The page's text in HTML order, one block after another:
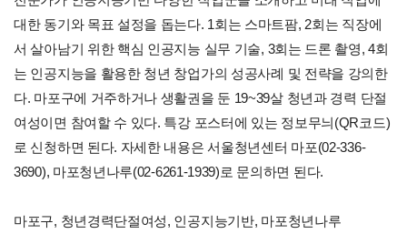
대한 동기와 목표 설정을 돕는다. 1회는 스마트팜, 2회는 직장에
서 살아남기 위한 핵심 인공지능 실무 기술, 3회는 드론 촬영, 4회
는 인공지능을 활용한 청년 창업가의 성공사례 및 전략을 강의한
다. 마포구에 거주하거나 생활권을 둔 19~39살 청년과 경력 단절
여성이면 참여할 수 있다. 특강 포스터에 있는 정보무늬(QR코드)
로 신청하면 된다. 자세한 내용은 서울청년센터 마포(02-336-
3690), 마포청년나루(02-6261-1939)로 문의하면 된다.
마포구, 청년경력단절여성, 인공지능기반, 마포청년나루